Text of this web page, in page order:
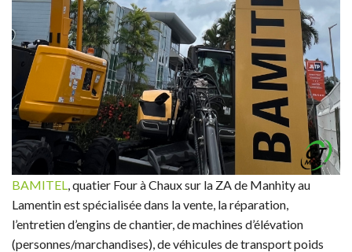
BAMITEL, quatier Four à Chaux sur la ZA de Manhity au
Lamentin est spécialisée dans la vente, la réparation,
l’entretien d’engins de chantier, de machines d’élévation
(personnes/marchandises), de véhicules de transport poids